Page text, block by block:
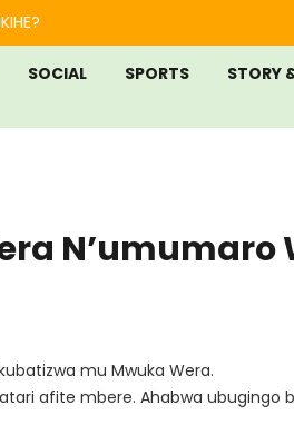
SOCIAL SPORTS STORY
N’umumaro
mu Mwuka Wera.
afite mbere. Ahabwa ubugingo